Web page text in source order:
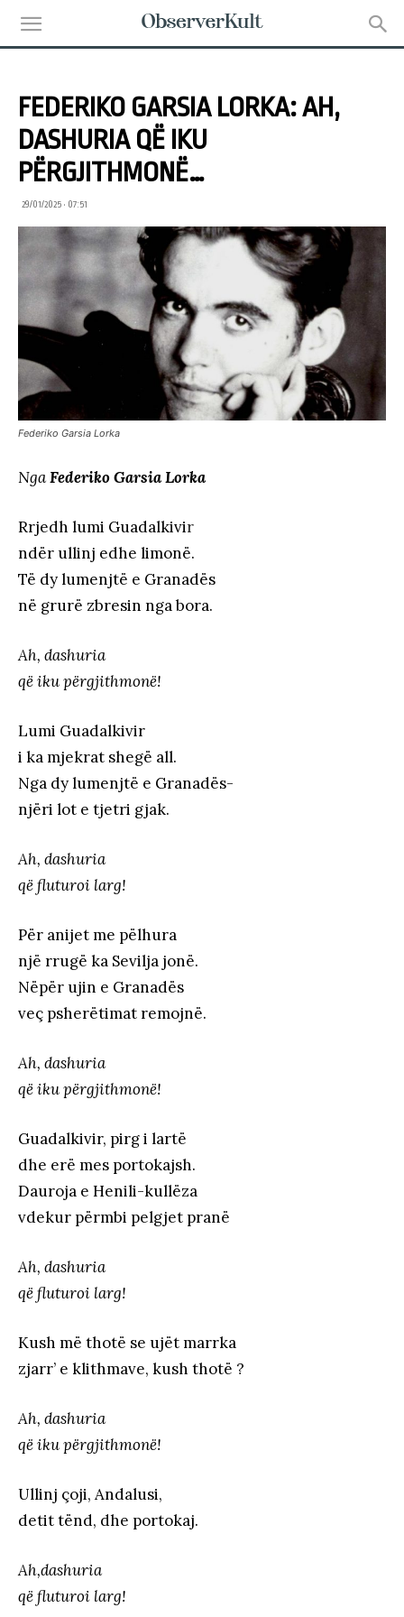
FEDERIKO GARSIA LORKA: AH,
DASHURIA QË IKU
PËRGJITHMONË…
29/01/2025 • 07:51
Federiko Garsia Lorka
NgaFederiko Garsia Lorka
Rrjedh lumi Guadalkivir
ndër ullinj edhe limonë.
Të dy lumenjtë e Granadës
në grurë zbresin nga bora.
Ah, dashuria
që iku përgjithmonë!
Lumi Guadalkivir
i ka mjekrat shegë all.
Nga dy lumenjtë e Granadës-
njëri lot e tjetri gjak.
Ah, dashuria
që fluturoi larg!
Për anijet me pëlhura
një rrugë ka Sevilja jonë.
Nëpër ujin e Granadës
veç psherëtimat remojnë.
Ah, dashuria
që iku përgjithmonë!
Guadalkivir, pirg i lartë
dhe erë mes portokajsh.
Dauroja e Henili-kullëza
vdekur përmbi pelgjet pranë
Ah, dashuria
që fluturoi larg!
Kush më thotë se ujët marrka
zjarr’ e klithmave, kush thotë ?
Ah, dashuria
që iku përgjithmonë!
Ullinj çoji, Andalusi,
detit tënd, dhe portokaj.
Ah,dashuria
që fluturoi larg!